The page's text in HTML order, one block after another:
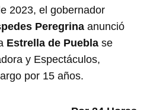
2023, el gobernador
Peregrina anunció
Estrella de Puebla se
y Espectáculos,
por 15 años.